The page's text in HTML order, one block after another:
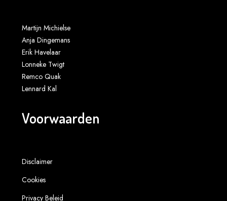
Martijn Michielse
Anja Dingemans
Erik Havelaar
Lonneke Twigt
Remco Quak
Lennard Kal
Voorwaarden
Disclaimer
Cookies
Privacy Beleid